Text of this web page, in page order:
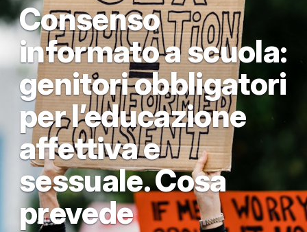
Consenso
informato a scuola:
genitori obbligatori
per l’educazione
affettiva e
sessuale. Cosa
prevede